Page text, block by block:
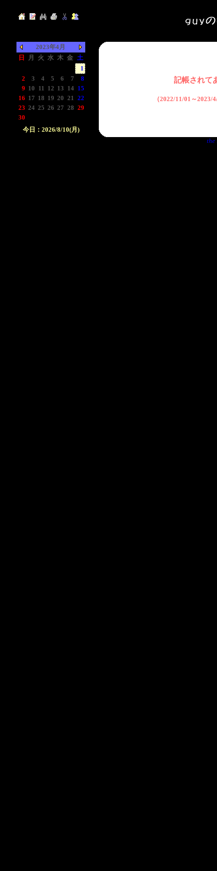
2023年4月
日
月 火 水 木 金 土
1
2
3 4 5 6 7
8
9 10 11 12 13 14 15
16 17 18 19 20 21 22
23 24 25 26 27 28 29
30
今日：2026/8/10(月)
記帳されて
（2022/11/01～2023/
the